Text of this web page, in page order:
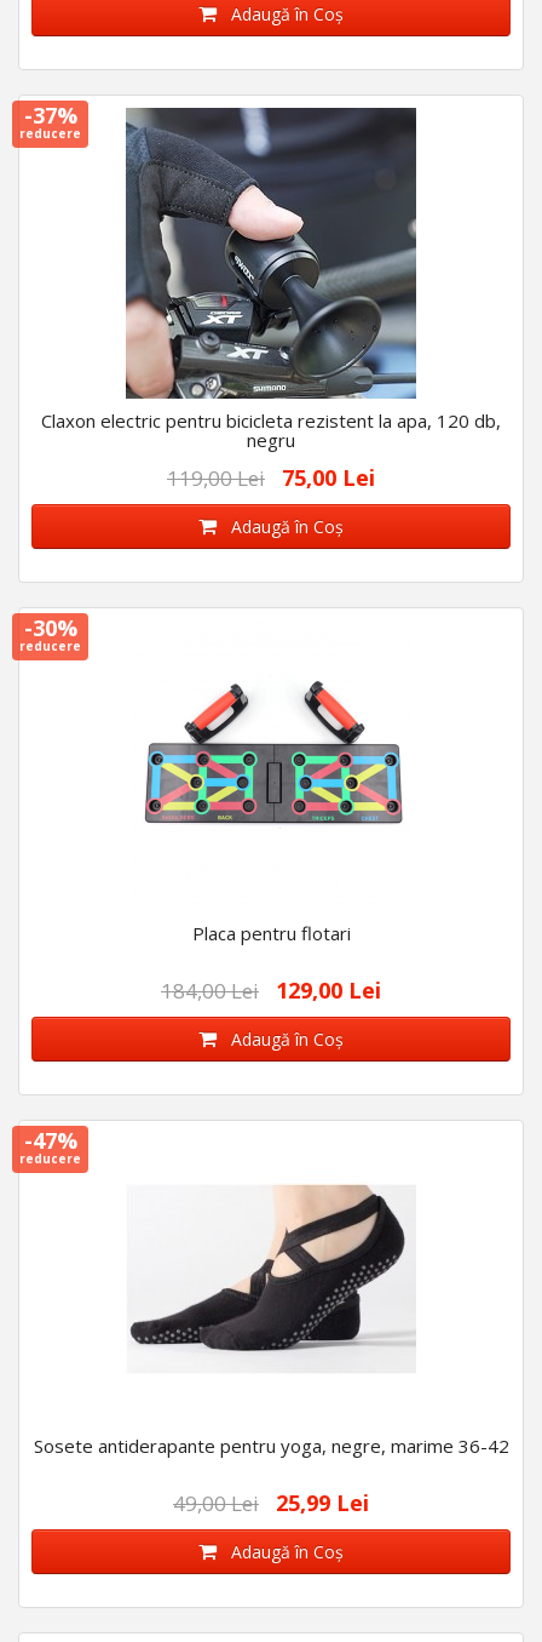
Adaugă în Coş
-37%
reducere
Claxon electric pentru bicicleta rezistent la apa, 120 db,
negru
119,00 Lei 75,00 Lei
Adaugă în Coş
-30%
reducere
Placa pentru flotari
184,00 Lei 129,00 Lei
Adaugă în Coş
-47%
reducere
Sosete antiderapante pentru yoga, negre, marime 36-42
49,00 Lei 25,99 Lei
Adaugă în Coş